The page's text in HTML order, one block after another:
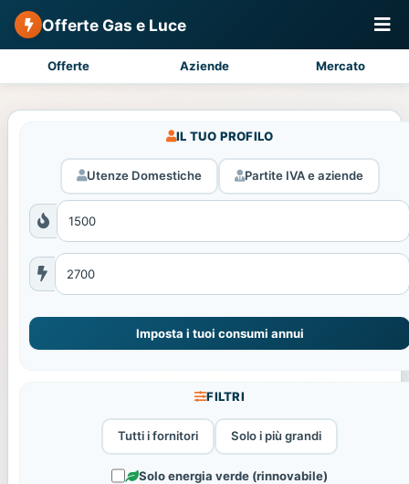
Offerte Gas e Luce
Offerte Aziende Mercato
IL TUO PROFILO
Utenze Domestiche Partite IVA e aziende
Imposta i tuoi consumi annui
FILTRI
Tutti i fornitori Solo i più grandi
Solo energia verde (rinnovabile)